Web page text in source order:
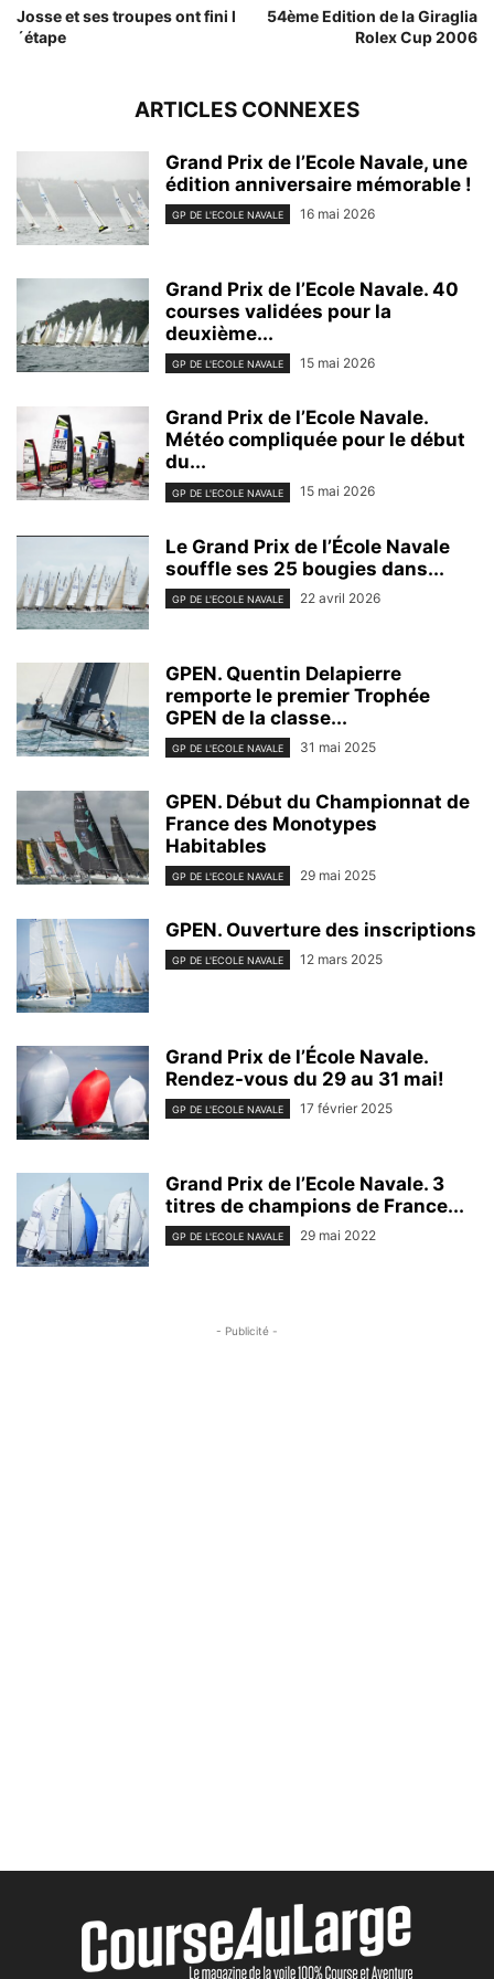
Josse et ses troupes ont fini l
´étape
54ème Edition de la Giraglia
Rolex Cup 2006
ARTICLES CONNEXES
Grand Prix de l’Ecole Navale, une
édition anniversaire mémorable !
GP DE L'ECOLE NAVALE 16 mai 2026
Grand Prix de l’Ecole Navale. 40
courses validées pour la
deuxième...
GP DE L'ECOLE NAVALE 15 mai 2026
Grand Prix de l’Ecole Navale.
Météo compliquée pour le début
du...
GP DE L'ECOLE NAVALE 15 mai 2026
Le Grand Prix de l’École Navale
souffle ses 25 bougies dans...
GP DE L'ECOLE NAVALE 22 avril 2026
GPEN. Quentin Delapierre
remporte le premier Trophée
GPEN de la classe...
GP DE L'ECOLE NAVALE 31 mai 2025
GPEN. Début du Championnat de
France des Monotypes
Habitables
GP DE L'ECOLE NAVALE 29 mai 2025
GPEN. Ouverture des inscriptions
GP DE L'ECOLE NAVALE 12 mars 2025
Grand Prix de l’École Navale.
Rendez-vous du 29 au 31 mai!
GP DE L'ECOLE NAVALE 17 février 2025
Grand Prix de l’Ecole Navale. 3
titres de champions de France...
GP DE L'ECOLE NAVALE 29 mai 2022
- Publicité -